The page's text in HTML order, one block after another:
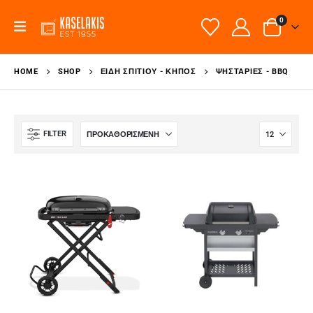
0
HOME SHOP ΕΊΔΗ ΣΠΙΤΙΟΎ - ΚΉΠΟΣ ΨΗΣΤΑΡΙΈΣ - BBQ
FILTER